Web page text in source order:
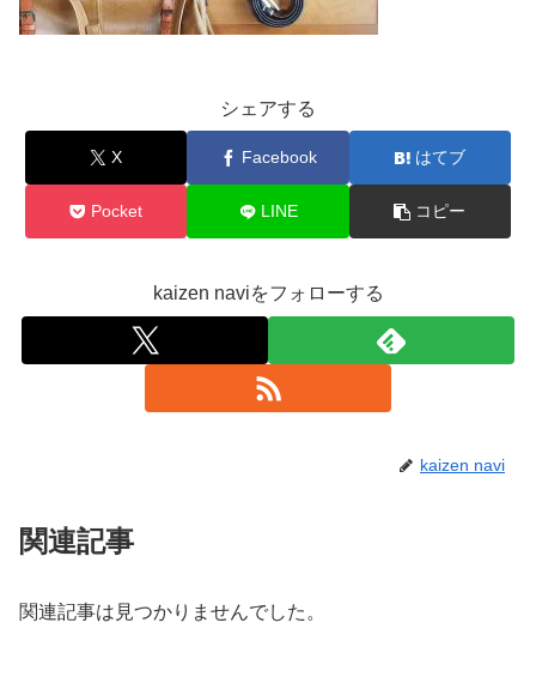
シェアする
X Facebook はてブ
Pocket LINE コピー
kaizen naviをフォローする
kaizen navi
関連記事
関連記事は見つかりませんでした。